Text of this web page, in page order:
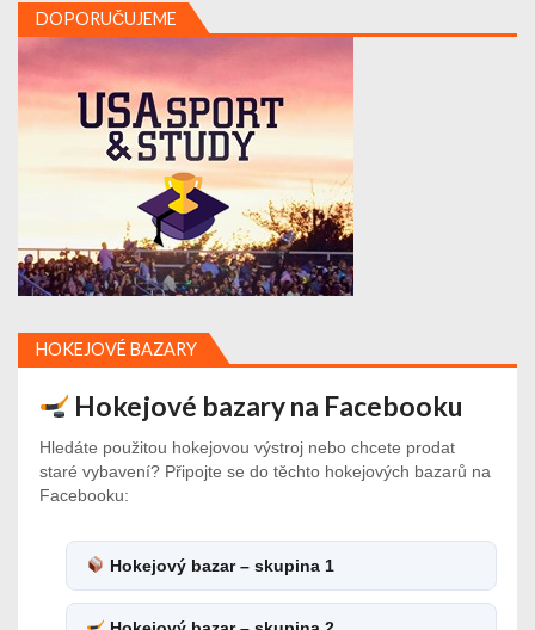
DOPORUČUJEME
HOKEJOVÉ BAZARY
Hokejové bazary na Facebooku
Hledáte použitou hokejovou výstroj nebo chcete prodat
staré vybavení? Připojte se do těchto hokejových bazarů na
Facebooku:
Hokejový bazar – skupina 1